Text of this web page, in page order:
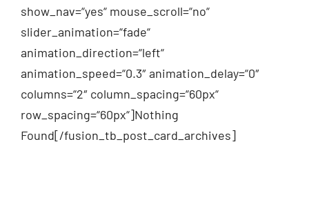
show_nav=“yes“ mouse_scroll=“no“
slider_animation=“fade“
animation_direction=“left“
animation_speed=“0.3″ animation_delay=“0″
columns=“2″ column_spacing=“60px“
row_spacing=“60px“]Nothing
Found[/fusion_tb_post_card_archives]